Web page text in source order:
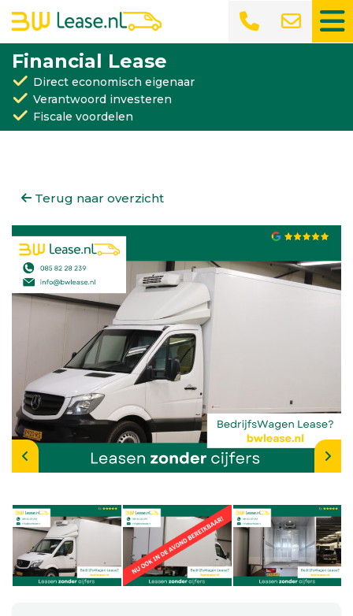
Financial Lease
Direct economisch eigenaar
Verantwoord investeren
Fiscale voordelen
Terug naar overzicht